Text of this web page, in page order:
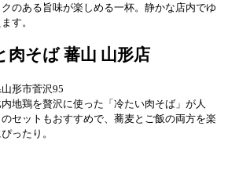
のある旨味が楽しめる一杯。静かな店内でゆ
す。
肉そば 蕃山 山形店
形市菅沢95
内地鶏を贅沢に使った「冷たい肉そば」が人
セットもおすすめで、蕎麦とご飯の両方を楽
ったり。